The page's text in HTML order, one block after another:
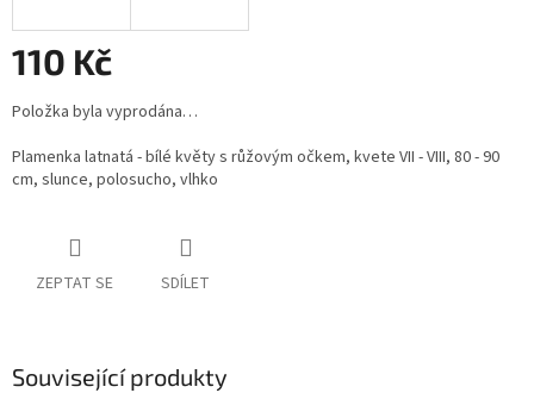
110 Kč
Měrná
cena:
Položka byla vyprodána…
Plamenka latnatá - bílé květy s růžovým očkem, kvete VII - VIII, 80 - 90
cm, slunce, polosucho, vlhko
ZEPTAT SE SDÍLET
Související produkty